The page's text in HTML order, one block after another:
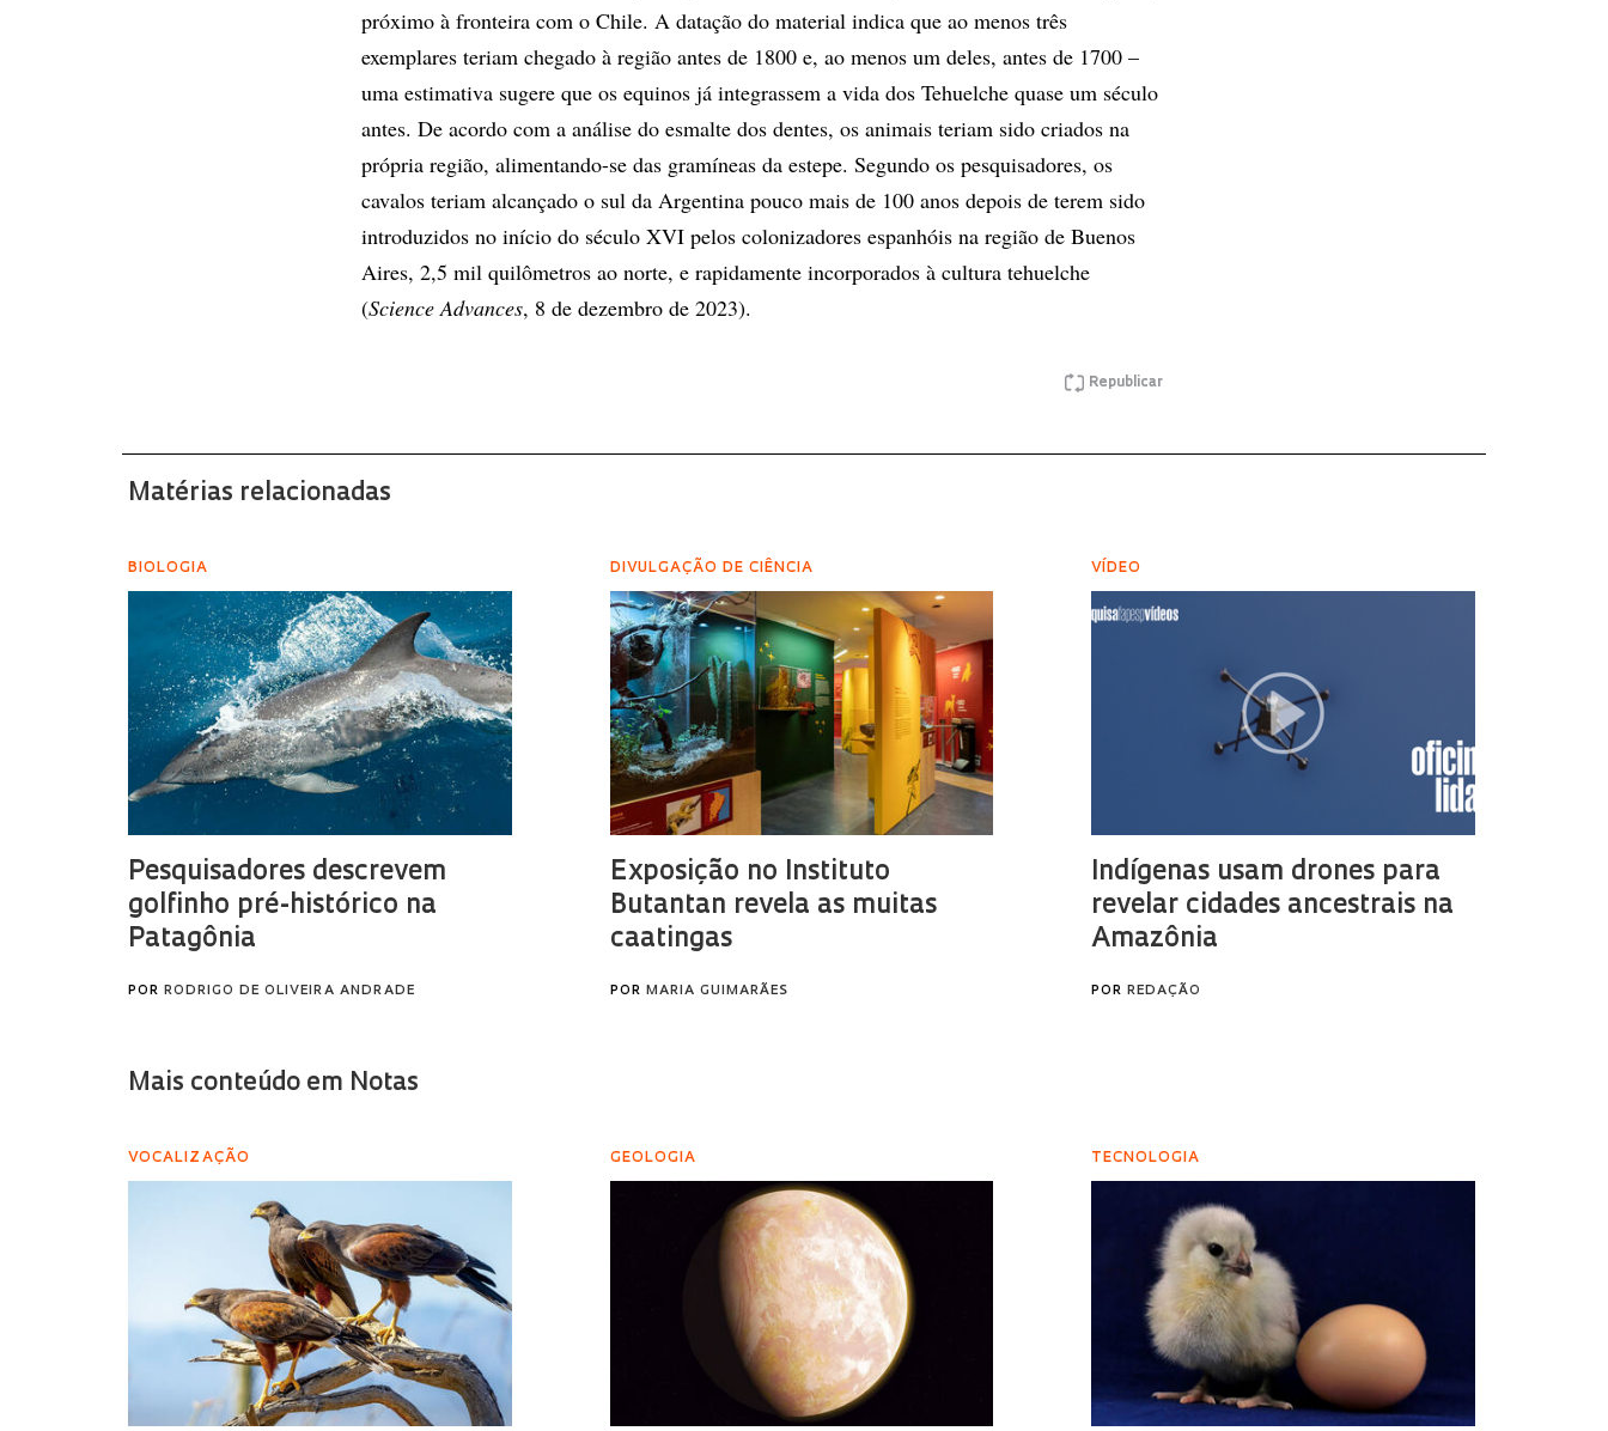
próximo à fronteira com o Chile. A datação do material indica que ao menos três
exemplares teriam chegado à região antes de 1800 e, ao menos um deles, antes de 1700 –
uma estimativa sugere que os equinos já integrassem a vida dos Tehuelche quase um século
antes. De acordo com a análise do esmalte dos dentes, os animais teriam sido criados na
própria região, alimentando-se das gramíneas da estepe. Segundo os pesquisadores, os
cavalos teriam alcançado o sul da Argentina pouco mais de 100 anos depois de terem sido
introduzidos no início do século XVI pelos colonizadores espanhóis na região de Buenos
Aires, 2,5 mil quilômetros ao norte, e rapidamente incorporados à cultura tehuelche
(Science Advances, 8 de dezembro de 2023).
Republicar